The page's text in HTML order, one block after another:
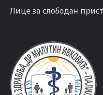
Лице за слободан